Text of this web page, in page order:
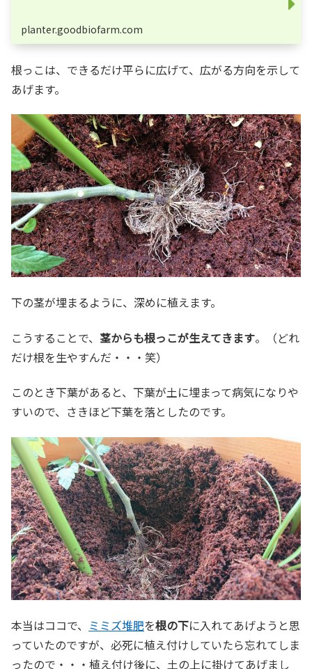
planter.goodbiofarm.com
根っこは、できるだけ平らに広げて、広がる方向を示して
あげます。
下の茎が埋まるように、深めに植えます。
こうすることで、 茎からも根っこが生えてきます。（どれ
だけ根を生やすんだ・・・笑）
このとき下葉があると、下葉が土に埋まって病気になりや
すいので、さきほど下葉を落としたのです。
本当はココで、 ミミズ堆肥を根の下に入れてあげようと思
っていたのですが、必死に植え付けしていたら忘れてしま
ったので・・・植え付け後に、土の上に掛けてあげまし